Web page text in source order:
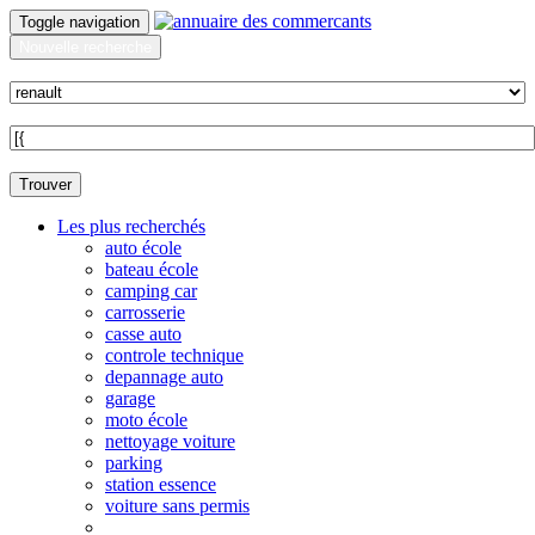
Toggle navigation
Trouver
Les plus recherchés
auto école
bateau école
camping car
carrosserie
casse auto
controle technique
depannage auto
garage
moto école
nettoyage voiture
parking
station essence
voiture sans permis